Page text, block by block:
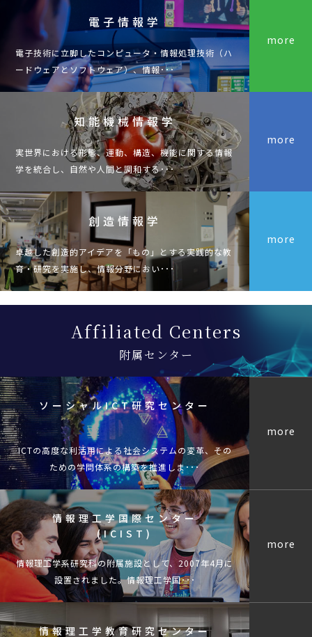
電子情報学
電子技術に立脚したコンピュータ・情報処理技術（ハ
ードウェアとソフトウェア）、情報･･･
more
知能機械情報学
実世界における形態、運動、構造、機能に関する情報
学を統合し、自然や人間と調和する･･･
more
創造情報学
卓越した創造的アイデアを「もの」とする実践的な教
育・研究を実施し、情報分野におい･･･
more
Affiliated Centers
附属センター
ソーシャルICT研究センター
ICTの高度な利活用による社会システムの変革、その
ための学問体系の構築を推進しま･･･
more
情報理工学国際センター
(ICIST)
情報理工学系研究科の附属施設として、2007年4月に
設置されました。情報理工学国･･･
more
情報理工学教育研究センター